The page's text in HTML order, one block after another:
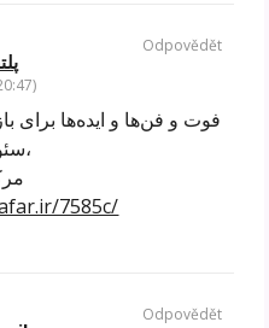
فوت و فن‌ها و ایده‌ها برای
سئو در سال ترفند،
7585c/
Odpovědět
Odpovědět